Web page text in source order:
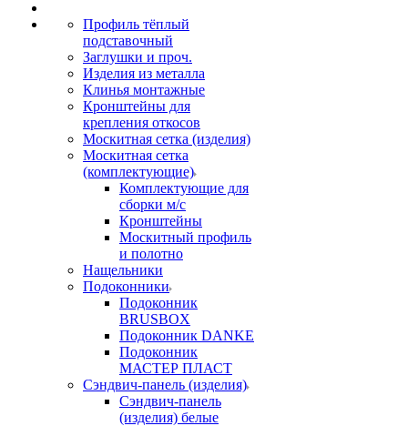
Профиль тёплый
подставочный
Заглушки и проч.
Изделия из металла
Клинья монтажные
Кронштейны для
крепления откосов
Москитная сетка (изделия)
Москитная сетка
(комплектующие)
Комплектующие для
сборки м/с
Кронштейны
Москитный профиль
и полотно
Нащельники
Подоконники
Подоконник
BRUSBOX
Подоконник DANKE
Подоконник
МАСТЕР ПЛАСТ
Сэндвич-панель (изделия)
Сэндвич-панель
(изделия) белые